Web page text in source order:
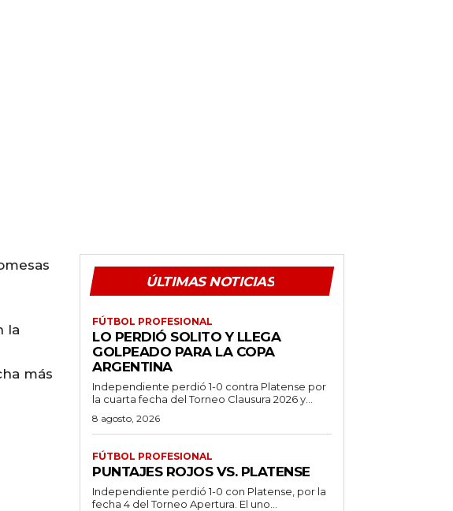
la
más
ÚLTIMAS NOTICIAS
FÚTBOL PROFESIONAL
LO PERDIÓ SOLITO Y LLEGA
GOLPEADO PARA LA COPA
ARGENTINA
Independiente perdió 1-0 contra Platense por
la cuarta fecha del Torneo Clausura 2026 y...
8 agosto, 2026
FÚTBOL PROFESIONAL
PUNTAJES ROJOS VS. PLATENSE
Independiente perdió 1-0 con Platense, por la
fecha 4 del Torneo Apertura. El uno...